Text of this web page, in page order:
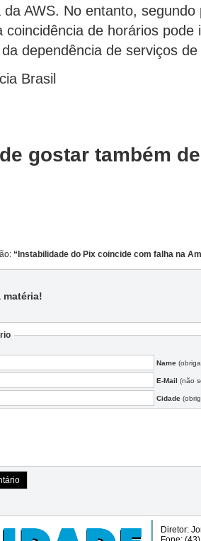
da AWS. No entanto,
coincidência de horários pode
dependência de serviços
Brasil
gostar também
“Instabilidade do Pix coincide com falha na
matéria!
Name
E-Mail (não
Cidade
Diretor: